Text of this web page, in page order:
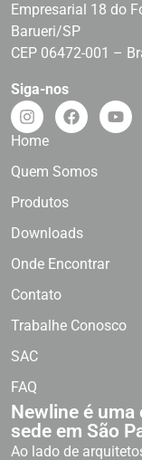
Empresarial 18 do
Barueri/SP
CEP 06472-001 –
Siga-nos
Home
Quem Somos
Produtos
Downloads
Onde Encontrar
Contato
Trabalhe Conosco
SAC
FAQ
Newline é
sede em São
Ao lado de